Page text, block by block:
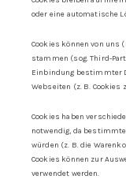
oder eine automatische
Cookies können von uns
stammen (sog. Third-
Einbindung bestimmter
Webseiten (z. B.
Cookies haben
notwendig, da
würden (z. B. die
Cookies können zur
verwendet werden.